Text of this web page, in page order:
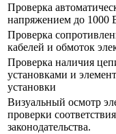
Проверка
напряжением до 1000
Проверка
кабелей и обмоток
Проверка наличия
установками и
установки
Визуальный осмотр
проверки
законодательства.